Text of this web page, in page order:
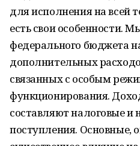
для исполнения на всей
есть свои особенности.
федерального бюджета
дополнительных
связанных с особым
функционирования.
составляют налоговые и
поступления. Основные,